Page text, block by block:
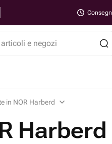
e negozi
in NOR Harberd
Harberd